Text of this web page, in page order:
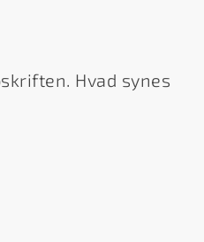
Hvad synes